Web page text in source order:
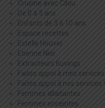
Crusine avec Cilou
De 0 à 3 ans
Enfants de 3 à 10 ans
Espace recettes
Estelle Houver
Etienne Niel
Extracteurs Kuvings
Faites appel à mes services
Faites appel à nos services !
Femmes allaitantes
Femmes enceintes